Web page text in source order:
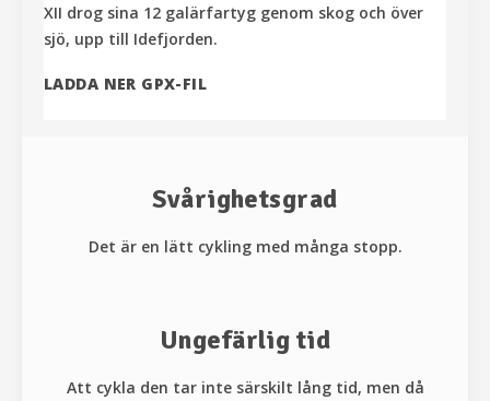
XII drog sina 12 galärfartyg genom skog och över
sjö, upp till Idefjorden.
LADDA NER GPX-FIL
Svårighetsgrad
Det är en lätt cykling med många stopp.
Ungefärlig tid
Att cykla den tar inte särskilt lång tid, men då